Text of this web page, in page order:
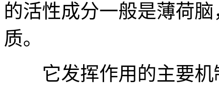
的活性成分一般是薄荷
质。
它发挥作用的主要机